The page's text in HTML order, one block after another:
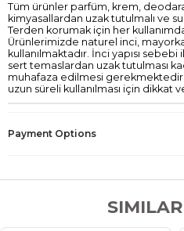
Tüm ürünler parfüm, krem,
kimyasallardan uzak tutulmalı ve
Terden korumak için her
Ürünlerimizde naturel inci,
kullanılmaktadır. İnci yapısı
sert temaslardan uzak tutulması
muhafaza edilmesi
uzun süreli kullanılması için dikkat
Payment Options